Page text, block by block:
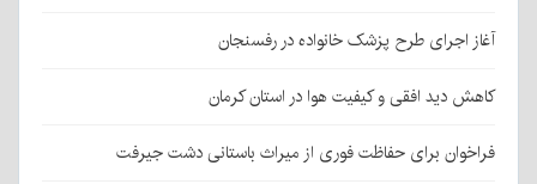
آغاز اجرای طرح پزشک خانواده در رفسنجان
کاهش دید افقی و کیفیت هوا در استان کرمان
فراخوان برای حفاظت فوری از میراث باستانی دشت جیرفت